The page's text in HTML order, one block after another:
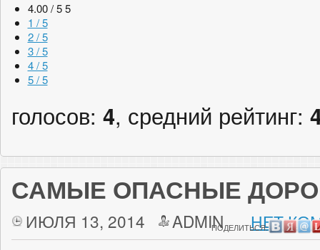
4.00 / 5 5
1 / 5
2 / 5
3 / 5
4 / 5
5 / 5
голосов: 4, средний рейтинг:
САМЫЕ ОПАСНЫЕ
ИЮЛЯ 13, 2014 ADMIN НЕТ
ПОДЕЛИТЬСЯ: